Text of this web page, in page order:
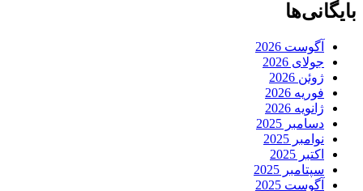
بایگانی‌ها
آگوست 2026
جولای 2026
ژوئن 2026
فوریه 2026
ژانویه 2026
دسامبر 2025
نوامبر 2025
اکتبر 2025
سپتامبر 2025
آگوست 2025